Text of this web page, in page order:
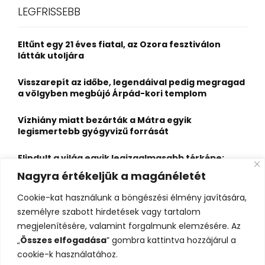
Nagyra értékeljük a magánéletét
Cookie-kat használunk a böngészési élmény javítására,
személyre szabott hirdetések vagy tartalom
megjelenítésére, valamint forgalmunk elemzésére. Az
„Összes elfogadása” gombra kattintva hozzájárul a
cookie-k használatához.
h
o
r
C
LEGFRISSEBB
Eltűnt egy 21 éves fiatal, az Ozora fesztiválon
látták utoljára
Visszarepít az időbe, legendáival pedig megragad
a völgyben megbújó Árpád-kori templom
Vízhiány miatt bezárták a Mátra egyik
legismertebb gyógyvizű forrását
Elindult a világ egyik legizgalmasabb térképe:
több mint 6600 várat, kastélyt és erődöt
fedezhetsz fel rajta
Kigyulladt a Szőke Tisza legendás hajóroncsa,
nagy erőkkel vonultak a tűzoltók